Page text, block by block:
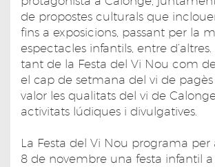
de propostes culturals que
fins a exposicions, passant per la
espectacles infantils, entre
tant de la Festa del Vi Nou com
el cap de setmana del vi de pagès
valor les qualitats del vi de
activitats lúdiques i divulgatives.
La Festa del Vi Nou programa per
8 de novembre una festa infantil a